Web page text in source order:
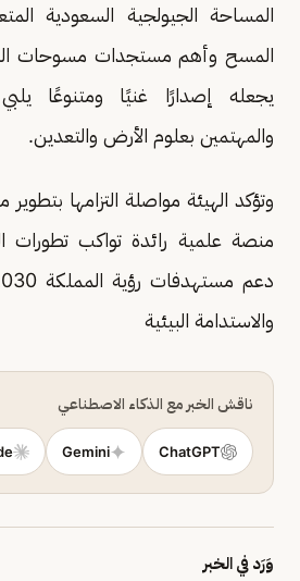
المساحة الجيولجية السعودية
المسح وأهم مستجدات مسوحات
يجعله إصدارًا غنيًا ومتنوعًا
والمهتمين بعلوم الأرض والتعدين.
وتؤكد الهيئة مواصلة التزامها
منصة علمية رائدة تواكب تطورات
والاستدامة البيئية
ناقش الخبر مع الذكاء الاصطناعي
ChatGPT
Gemini
وَرَد في الخبر